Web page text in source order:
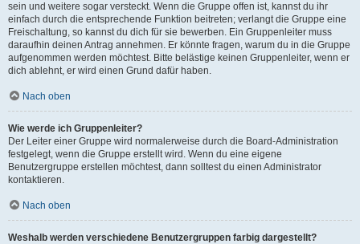
sein und weitere sogar versteckt. Wenn die Gruppe offen ist, kannst du ihr
einfach durch die entsprechende Funktion beitreten; verlangt die Gruppe eine
Freischaltung, so kannst du dich für sie bewerben. Ein Gruppenleiter muss
daraufhin deinen Antrag annehmen. Er könnte fragen, warum du in die Gruppe
aufgenommen werden möchtest. Bitte belästige keinen Gruppenleiter, wenn er
dich ablehnt, er wird einen Grund dafür haben.
Nach oben
Wie werde ich Gruppenleiter?
Der Leiter einer Gruppe wird normalerweise durch die Board-Administration
festgelegt, wenn die Gruppe erstellt wird. Wenn du eine eigene
Benutzergruppe erstellen möchtest, dann solltest du einen Administrator
kontaktieren.
Nach oben
Weshalb werden verschiedene Benutzergruppen farbig dargestellt?